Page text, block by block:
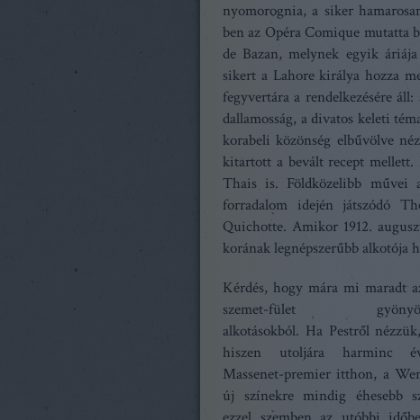
nyomorognia, a siker
ben az Opéra Comique mutatta
de Bazan, melynek egyik
sikert a Lahore királya hozza
fegyvertára a rendelkezésére
dallamosság, a divatos keleti
korabeli közönség elbűvölve
kitartott a bevált recept mellett.
Thais is. Földközelibb
forradalom idején játszódó
Quichotte. Amikor 1912.
korának legnépszerűbb alkotója
Kérdés, hogy mára mi maradt
szemet-fület
alkotásokból. Ha Pestről
hiszen utoljára harminc
Massenet-premier itthon, a
új színekre mindig éhesebb